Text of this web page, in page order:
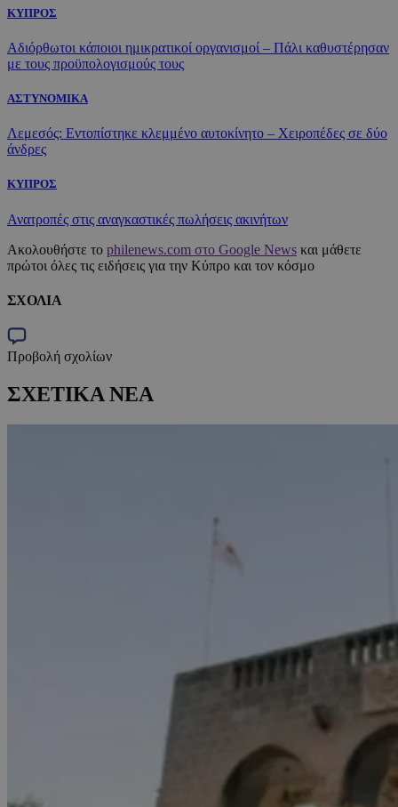
ΚΥΠΡΟΣ
Αδιόρθωτοι κάποιοι ημικρατικοί οργανισμοί – Πάλι καθυστέρησαν
με τους προϋπολογισμούς τους
ΑΣΤΥΝΟΜΙΚΑ
Λεμεσός: Εντοπίστηκε κλεμμένο αυτοκίνητο – Χειροπέδες σε δύο
άνδρες
ΚΥΠΡΟΣ
Ανατροπές στις αναγκαστικές πωλήσεις ακινήτων
Ακολουθήστε το philenews.com στο Google News και μάθετε
πρώτοι όλες τις ειδήσεις για την Κύπρο και τον κόσμο
ΣΧΟΛΙΑ
Προβολή σχολίων
ΣΧΕΤΙΚΑ ΝΕΑ